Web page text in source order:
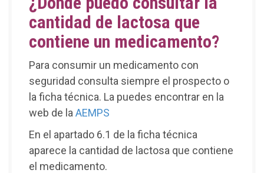
cantidad de lactosa que
contiene un medicamento?
Para consumir un medicamento con
seguridad consulta siempre el prospecto o
la ficha técnica. La puedes encontrar en la
web de la AEMPS
En el apartado 6.1 de la ficha técnica
aparece la cantidad de lactosa que contiene
el medicamento.